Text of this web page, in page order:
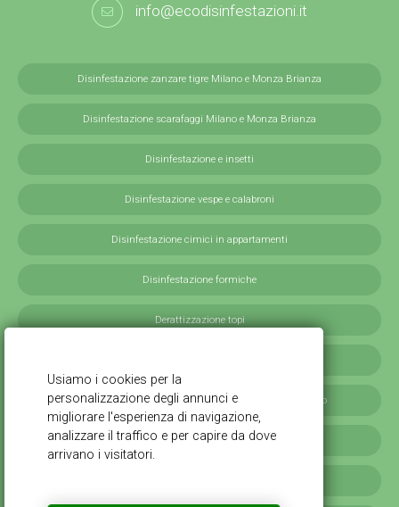
info@ecodisinfestazioni.it
Disinfestazione zanzare tigre Milano e Monza Brianza
Disinfestazione scarafaggi Milano e Monza Brianza
Disinfestazione e insetti
Disinfestazione vespe e calabroni
Disinfestazione cimici in appartamenti
Disinfestazione formiche
Derattizzazione topi
Disinfestazione blatte germaniche in provincia di Milano
Servizi antilarvali, adulticidi invernali